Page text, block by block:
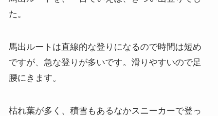
た。
馬出ルートは直線的な登りになるので時間は短め
ですが、急な登りが多いです。滑りやすいので足
腰にきます。
枯れ葉が多く、積雪もあるなかスニーカーで登っ